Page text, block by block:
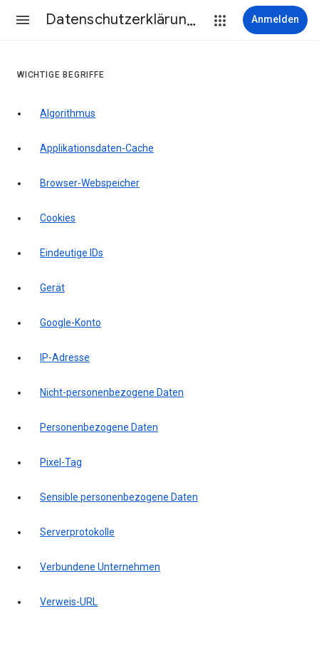
Datenschutzerklärung & Nutzungsbedingungen Anmelden
WICHTIGE BEGRIFFE
Algorithmus
Applikationsdaten-Cache
Browser-Webspeicher
Cookies
Eindeutige IDs
Gerät
Google-Konto
IP-Adresse
Nicht-personenbezogene Daten
Personenbezogene Daten
Pixel-Tag
Sensible personenbezogene Daten
Serverprotokolle
Verbundene Unternehmen
Verweis-URL